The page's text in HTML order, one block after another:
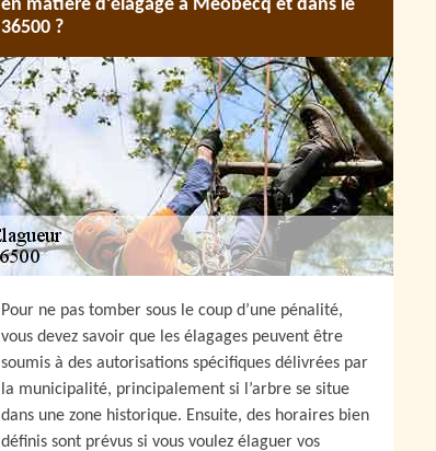
en matière d’élagage à Meobecq et dans le
36500 ?
Pour ne pas tomber sous le coup d’une pénalité,
vous devez savoir que les élagages peuvent être
soumis à des autorisations spécifiques délivrées par
la municipalité, principalement si l’arbre se situe
dans une zone historique. Ensuite, des horaires bien
définis sont prévus si vous voulez élaguer vos